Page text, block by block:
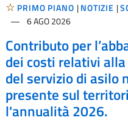
PRIMO PIANO |NOTIZIE |
6 AGO 2026
Contributo per
dei costi relativi
del servizio di asilo
presente sul
l'annualità 2026.